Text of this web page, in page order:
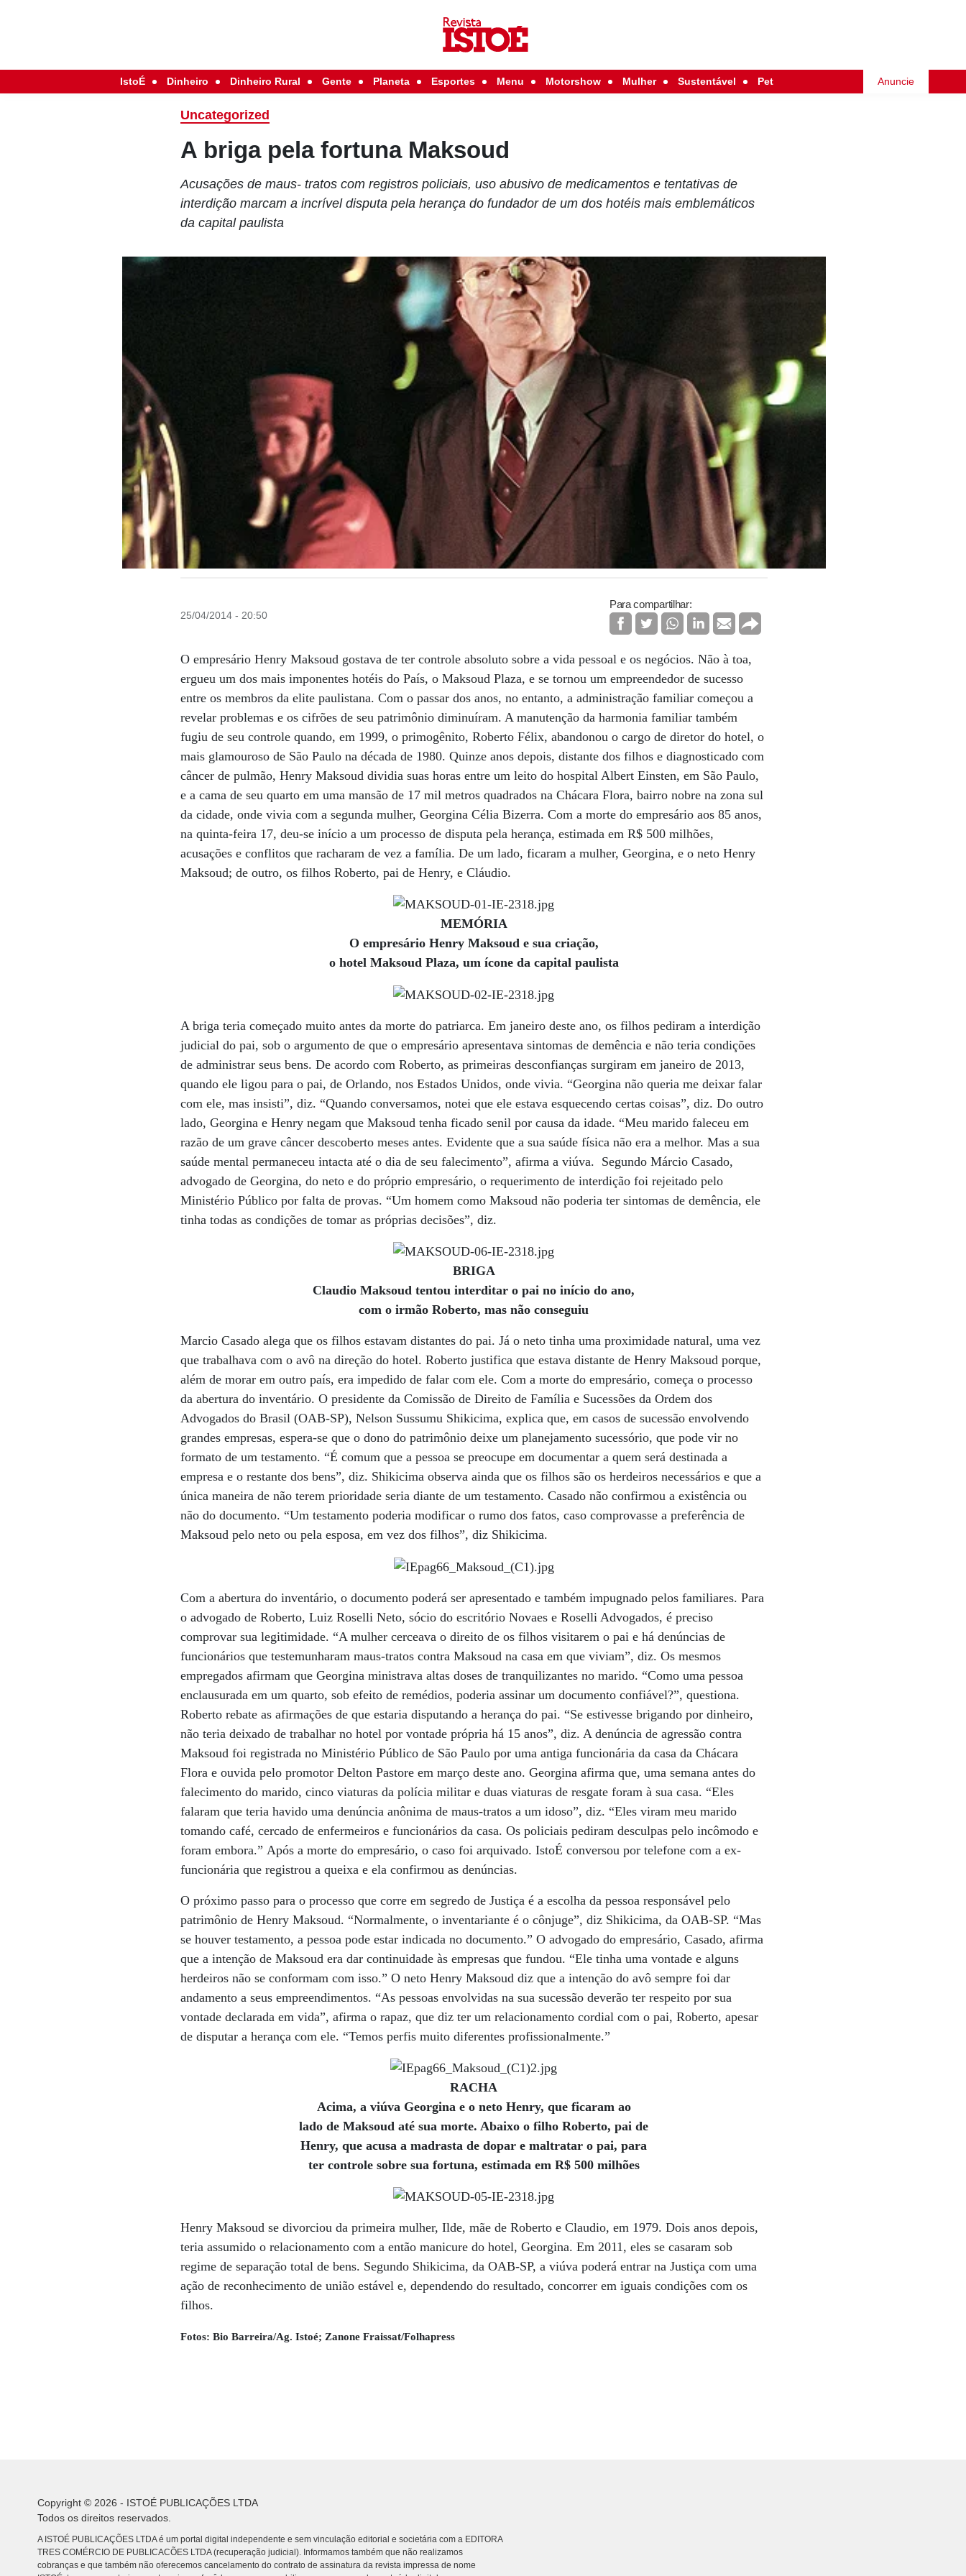
IstoÉ Dinheiro Dinheiro Rural Gente Planeta Esportes Menu Motorshow Mulher Sustentável Pet Anuncie
Uncategorized
A briga pela fortuna Maksoud
Acusações de maus- tratos com registros policiais, uso abusivo de medicamentos e tentativas de
interdição marcam a incrível disputa pela herança do fundador de um dos hotéis mais emblemáticos
da capital paulista
25/04/2014 - 20:50
Para compartilhar:
O empresário Henry Maksoud gostava de ter controle absoluto sobre a vida pessoal e os negócios. Não à toa,
ergueu um dos mais imponentes hotéis do País, o Maksoud Plaza, e se tornou um empreendedor de sucesso
entre os membros da elite paulistana. Com o passar dos anos, no entanto, a administração familiar começou a
revelar problemas e os cifrões de seu patrimônio diminuíram. A manutenção da harmonia familiar também
fugiu de seu controle quando, em 1999, o primogênito, Roberto Félix, abandonou o cargo de diretor do hotel, o
mais glamouroso de São Paulo na década de 1980. Quinze anos depois, distante dos filhos e diagnosticado com
câncer de pulmão, Henry Maksoud dividia suas horas entre um leito do hospital Albert Einsten, em São Paulo,
e a cama de seu quarto em uma mansão de 17 mil metros quadrados na Chácara Flora, bairro nobre na zona sul
da cidade, onde vivia com a segunda mulher, Georgina Célia Bizerra. Com a morte do empresário aos 85 anos,
na quinta-feira 17, deu-se início a um processo de disputa pela herança, estimada em R$ 500 milhões,
acusações e conflitos que racharam de vez a família. De um lado, ficaram a mulher, Georgina, e o neto Henry
Maksoud; de outro, os filhos Roberto, pai de Henry, e Cláudio.
MEMÓRIA
O empresário Henry Maksoud e sua criação,
o hotel Maksoud Plaza, um ícone da capital paulista
A briga teria começado muito antes da morte do patriarca. Em janeiro deste ano, os filhos pediram a interdição
judicial do pai, sob o argumento de que o empresário apresentava sintomas de demência e não teria condições
de administrar seus bens. De acordo com Roberto, as primeiras desconfianças surgiram em janeiro de 2013,
quando ele ligou para o pai, de Orlando, nos Estados Unidos, onde vivia. “Georgina não queria me deixar falar
com ele, mas insisti”, diz. “Quando conversamos, notei que ele estava esquecendo certas coisas”, diz. Do outro
lado, Georgina e Henry negam que Maksoud tenha ficado senil por causa da idade. “Meu marido faleceu em
razão de um grave câncer descoberto meses antes. Evidente que a sua saúde física não era a melhor. Mas a sua
saúde mental permaneceu intacta até o dia de seu falecimento”, afirma a viúva. Segundo Márcio Casado,
advogado de Georgina, do neto e do próprio empresário, o requerimento de interdição foi rejeitado pelo
Ministério Público por falta de provas. “Um homem como Maksoud não poderia ter sintomas de demência, ele
tinha todas as condições de tomar as próprias decisões”, diz.
BRIGA
Claudio Maksoud tentou interditar o pai no início do ano,
com o irmão Roberto, mas não conseguiu
Marcio Casado alega que os filhos estavam distantes do pai. Já o neto tinha uma proximidade natural, uma vez
que trabalhava com o avô na direção do hotel. Roberto justifica que estava distante de Henry Maksoud porque,
além de morar em outro país, era impedido de falar com ele. Com a morte do empresário, começa o processo
da abertura do inventário. O presidente da Comissão de Direito de Família e Sucessões da Ordem dos
Advogados do Brasil (OAB-SP), Nelson Sussumu Shikicima, explica que, em casos de sucessão envolvendo
grandes empresas, espera-se que o dono do patrimônio deixe um planejamento sucessório, que pode vir no
formato de um testamento. “É comum que a pessoa se preocupe em documentar a quem será destinada a
empresa e o restante dos bens”, diz. Shikicima observa ainda que os filhos são os herdeiros necessários e que a
única maneira de não terem prioridade seria diante de um testamento. Casado não confirmou a existência ou
não do documento. “Um testamento poderia modificar o rumo dos fatos, caso comprovasse a preferência de
Maksoud pelo neto ou pela esposa, em vez dos filhos”, diz Shikicima.
Com a abertura do inventário, o documento poderá ser apresentado e também impugnado pelos familiares. Para
o advogado de Roberto, Luiz Roselli Neto, sócio do escritório Novaes e Roselli Advogados, é preciso
comprovar sua legitimidade. “A mulher cerceava o direito de os filhos visitarem o pai e há denúncias de
funcionários que testemunharam maus-tratos contra Maksoud na casa em que viviam”, diz. Os mesmos
empregados afirmam que Georgina ministrava altas doses de tranquilizantes no marido. “Como uma pessoa
enclausurada em um quarto, sob efeito de remédios, poderia assinar um documento confiável?”, questiona.
Roberto rebate as afirmações de que estaria disputando a herança do pai. “Se estivesse brigando por dinheiro,
não teria deixado de trabalhar no hotel por vontade própria há 15 anos”, diz. A denúncia de agressão contra
Maksoud foi registrada no Ministério Público de São Paulo por uma antiga funcionária da casa da Chácara
Flora e ouvida pelo promotor Delton Pastore em março deste ano. Georgina afirma que, uma semana antes do
falecimento do marido, cinco viaturas da polícia militar e duas viaturas de resgate foram à sua casa. “Eles
falaram que teria havido uma denúncia anônima de maus-tratos a um idoso”, diz. “Eles viram meu marido
tomando café, cercado de enfermeiros e funcionários da casa. Os policiais pediram desculpas pelo incômodo e
foram embora.” Após a morte do empresário, o caso foi arquivado. IstoÉ conversou por telefone com a ex-
funcionária que registrou a queixa e ela confirmou as denúncias.
O próximo passo para o processo que corre em segredo de Justiça é a escolha da pessoa responsável pelo
patrimônio de Henry Maksoud. “Normalmente, o inventariante é o cônjuge”, diz Shikicima, da OAB-SP. “Mas
se houver testamento, a pessoa pode estar indicada no documento.” O advogado do empresário, Casado, afirma
que a intenção de Maksoud era dar continuidade às empresas que fundou. “Ele tinha uma vontade e alguns
herdeiros não se conformam com isso.” O neto Henry Maksoud diz que a intenção do avô sempre foi dar
andamento a seus empreendimentos. “As pessoas envolvidas na sua sucessão deverão ter respeito por sua
vontade declarada em vida”, afirma o rapaz, que diz ter um relacionamento cordial com o pai, Roberto, apesar
de disputar a herança com ele. “Temos perfis muito diferentes profissionalmente.”
RACHA
Acima, a viúva Georgina e o neto Henry, que ficaram ao
lado de Maksoud até sua morte. Abaixo o filho Roberto, pai de
Henry, que acusa a madrasta de dopar e maltratar o pai, para
ter controle sobre sua fortuna, estimada em R$ 500 milhões
Henry Maksoud se divorciou da primeira mulher, Ilde, mãe de Roberto e Claudio, em 1979. Dois anos depois,
teria assumido o relacionamento com a então manicure do hotel, Georgina. Em 2011, eles se casaram sob
regime de separação total de bens. Segundo Shikicima, da OAB-SP, a viúva poderá entrar na Justiça com uma
ação de reconhecimento de união estável e, dependendo do resultado, concorrer em iguais condições com os
filhos.
Fotos: Bio Barreira/Ag. Istoé; Zanone Fraissat/Folhapress
Copyright © 2026 - ISTOÉ PUBLICAÇÕES LTDA
Todos os direitos reservados.
A ISTOÉ PUBLICAÇÕES LTDA é um portal digital independente e sem vinculação editorial e societária com a EDITORA
TRES COMÉRCIO DE PUBLICACÕES LTDA (recuperação judicial). Informamos também que não realizamos
cobranças e que também não oferecemos cancelamento do contrato de assinatura da revista impressa de nome